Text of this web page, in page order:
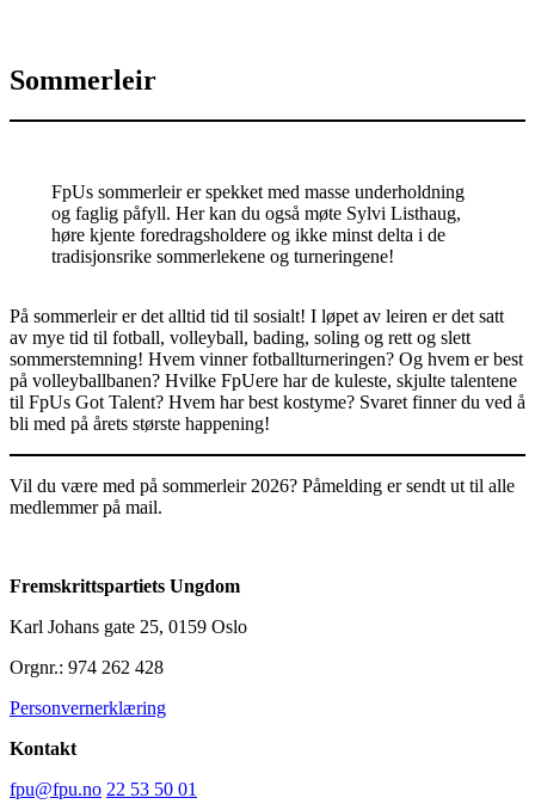
Sommerleir
FpUs sommerleir er spekket med masse underholdning
og faglig påfyll. Her kan du også møte Sylvi Listhaug,
høre kjente foredragsholdere og ikke minst delta i de
tradisjonsrike sommerlekene og turneringene!
På sommerleir er det alltid tid til sosialt! I løpet av leiren er det satt
av mye tid til fotball, volleyball, bading, soling og rett og slett
sommerstemning! Hvem vinner fotballturneringen? Og hvem er best
på volleyballbanen? Hvilke FpUere har de kuleste, skjulte talentene
til FpUs Got Talent? Hvem har best kostyme? Svaret finner du ved å
bli med på årets største happening!
Vil du være med på sommerleir 2026? Påmelding er sendt ut til alle
medlemmer på mail.
Fremskrittspartiets Ungdom
Karl Johans gate 25, 0159 Oslo
Orgnr.: 974 262 428
Personvernerklæring
Kontakt
fpu@fpu.no 22 53 50 01